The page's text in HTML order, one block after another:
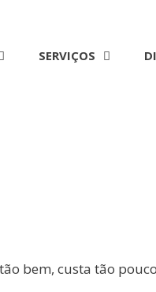
SERVIÇOS
bem, custa tão